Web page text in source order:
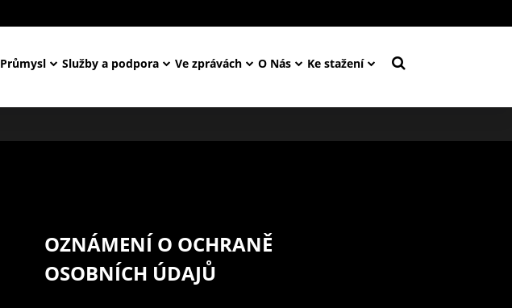
Průmysl Služby a podpora Ve zprávách O Nás Ke stažení
OZNÁMENÍ O OCHRANĚ
OSOBNÍCH ÚDAJŮ